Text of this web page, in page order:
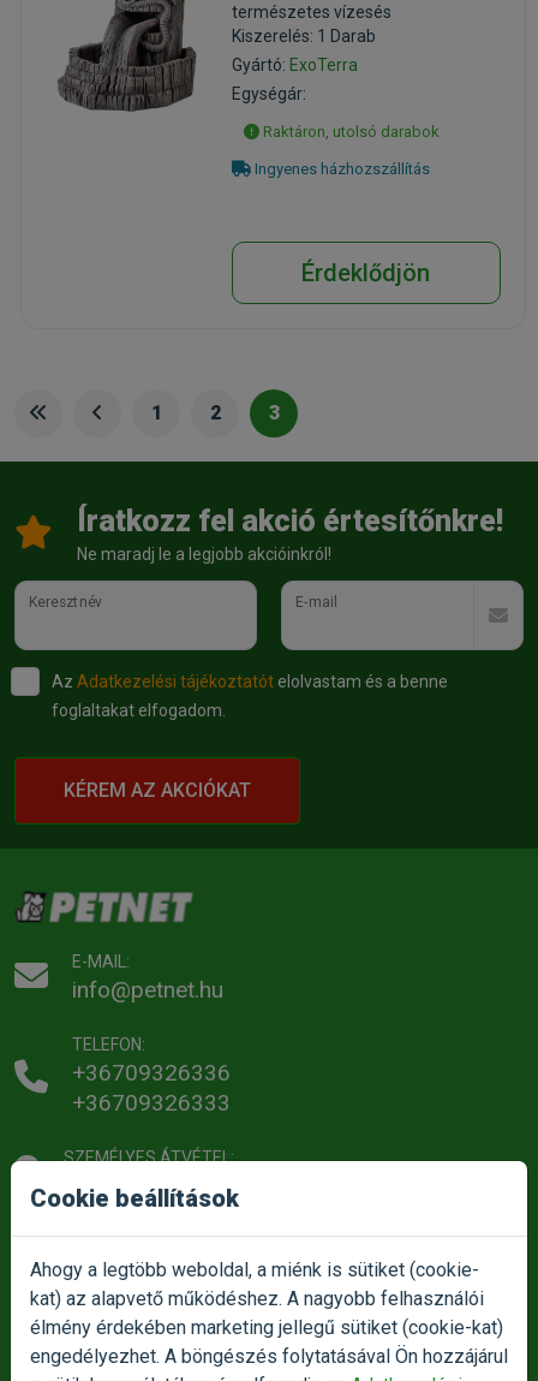
természetes vízesés
Kiszerelés: 1 Darab
Gyártó: ExoTerra
Egységár:
Raktáron, utolsó darabok
Ingyenes házhozszállítás
Érdeklődjön
1 2 3
Íratkozz fel akció értesítőnkre!
Ne maradj le a legjobb akcióinkról!
Keresztnév E-mail
Az Adatkezelési tájékoztatót elolvastam és a benne
foglaltakat elfogadom.
KÉREM AZ AKCIÓKAT
E-MAIL:
info@petnet.hu
TELEFON:
+36709326336
+36709326333
SZEMÉLYES ÁTVÉTEL:
1186 Budapest, Besence utca 1.
NYITVATARTÁS:
Telefonos Ügyfélszolgálat nyitvatartása:
Hétfőtől - Csütörtökig:10:00 - 16:00
Pénteken:ZÁRVA
Szombaton: Zárva
Cookie beállítások
Ahogy a legtöbb weboldal, a miénk is sütiket (cookie-
kat) az alapvető működéshez. A nagyobb felhasználói
élmény érdekében marketing jellegű sütiket (cookie-kat)
engedélyezhet. A böngészés folytatásával Ön hozzájárul